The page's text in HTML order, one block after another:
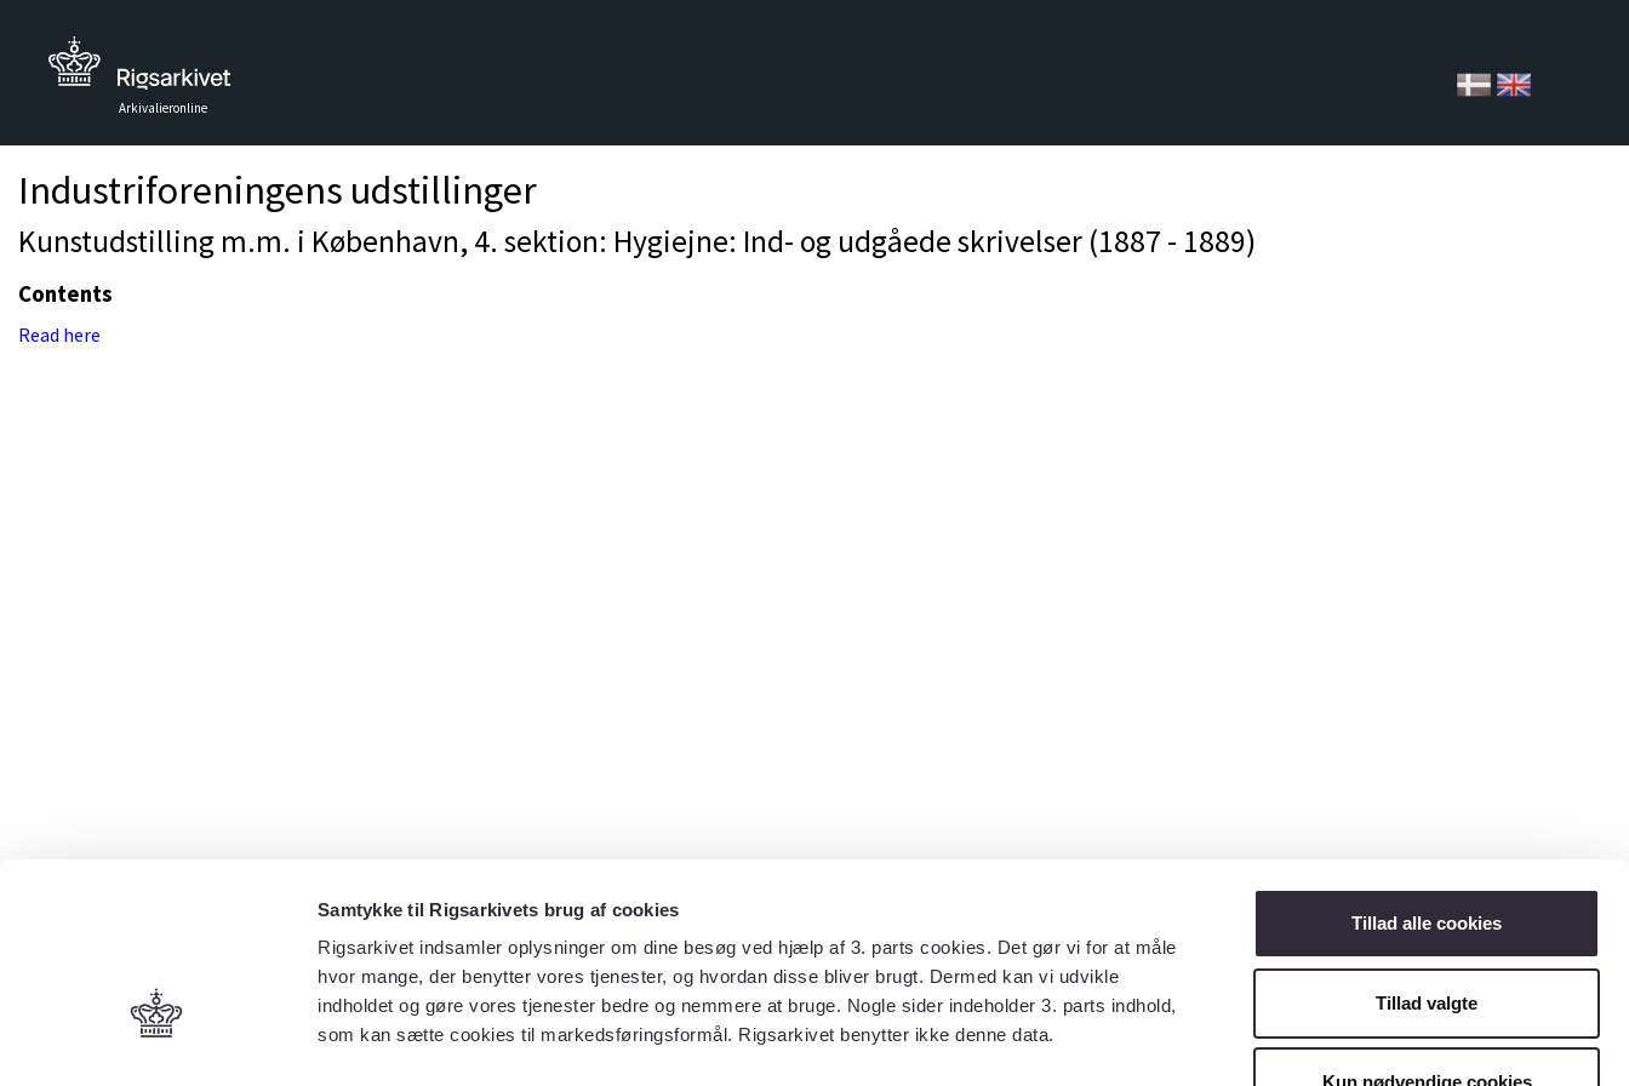
Samtykke til Rigsarkivets brug af cookies
Rigsarkivet indsamler oplysninger om dine besøg ved hjælp af 3. parts cookies. Det gør vi for at måle
hvor mange, der benytter vores tjenester, og hvordan disse bliver brugt. Dermed kan vi udvikle
indholdet og gøre vores tjenester bedre og nemmere at bruge. Nogle sider indeholder 3. parts indhold,
som kan sætte cookies til markedsføringsformål. Rigsarkivet benytter ikke denne data.
Tillad alle cookies
Tillad valgte
Kun nødvendige cookies
Arkivalieronline
Industriforeningens udstillinger
Kunstudstilling m.m. i København, 4. sektion: Hygiejne: Ind- og udgåede skrivelser (1887 - 1889)
Contents
Read here